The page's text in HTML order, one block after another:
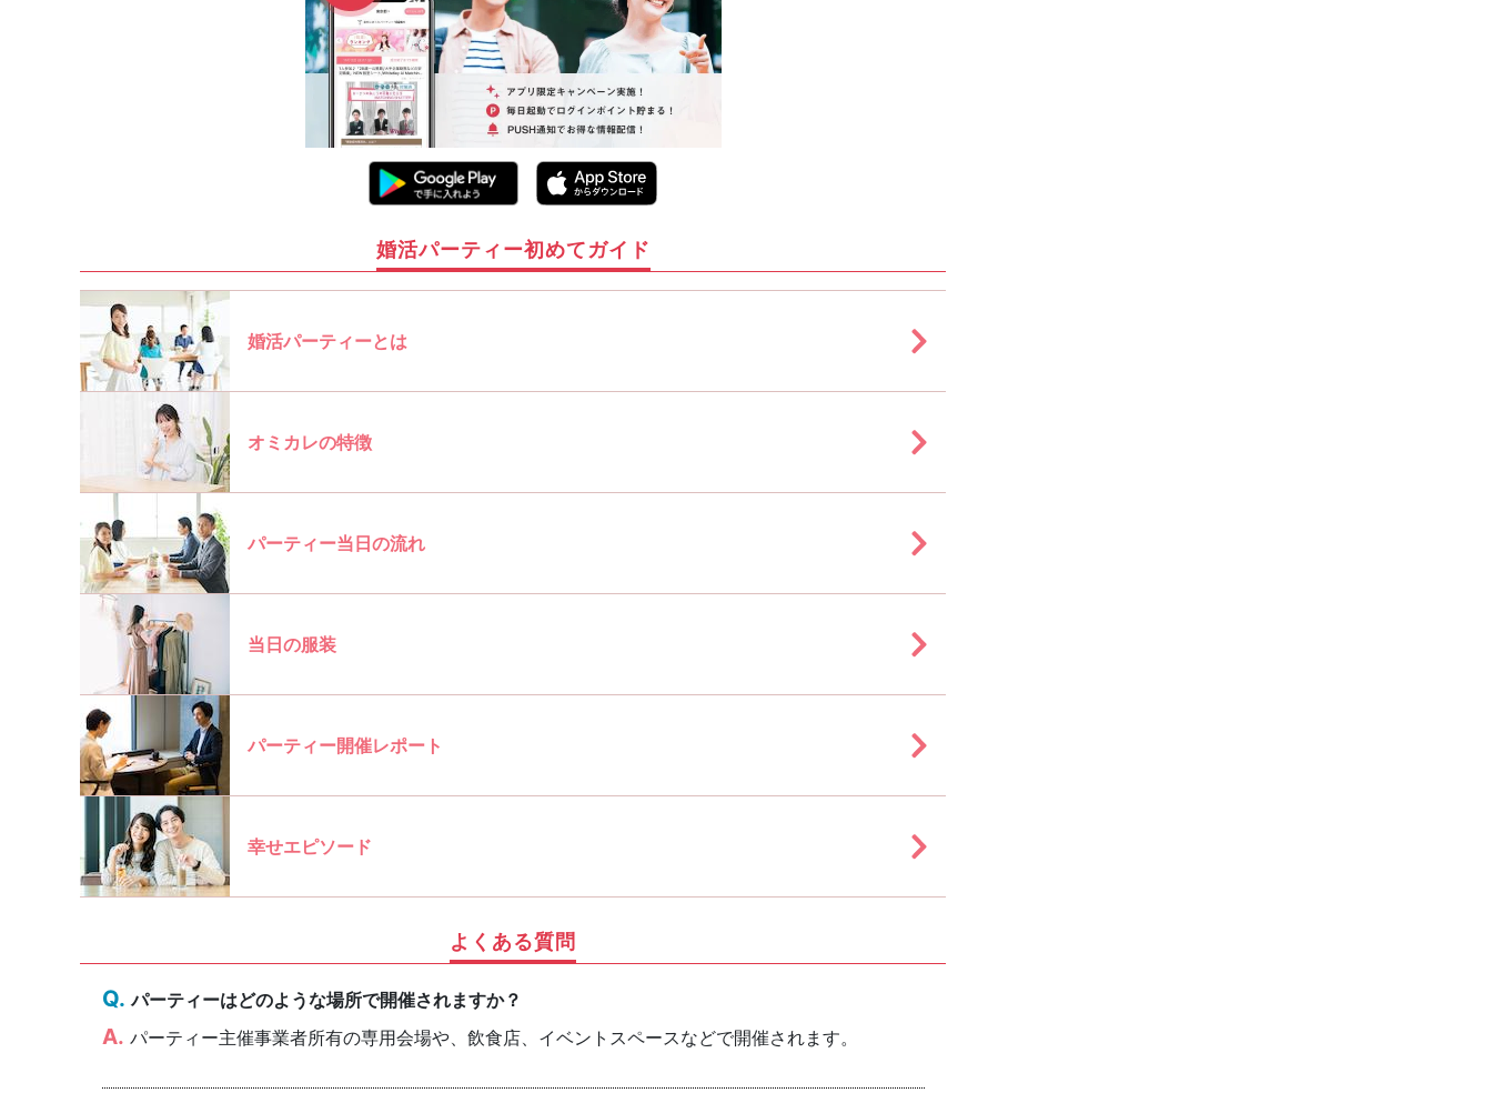
婚活パーティー初めてガイド
婚活パーティーとは
オミカレの特徴
パーティー当日の流れ
当日の服装
パーティー開催レポート
幸せエピソード
よくある質問
パーティーはどのような場所で開催されますか？
パーティー主催事業者所有の専用会場や、飲食店、イベントスペースなどで開催されます。